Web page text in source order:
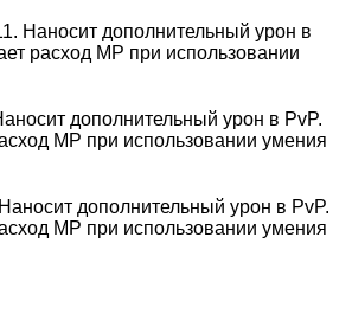
Наносит дополнительный урон в
расход MP при использовании
дополнительный урон в PvP.
MP при использовании умения
дополнительный урон в PvP.
MP при использовании умения